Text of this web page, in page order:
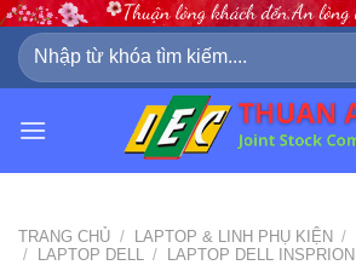
Skip
content
Tìm
kiếm:
TRANG CHỦ / LAPTOP & LINH PHỤ KIỆN /
/
LAPTOP DELL / LAPTOP DELL INSPRION